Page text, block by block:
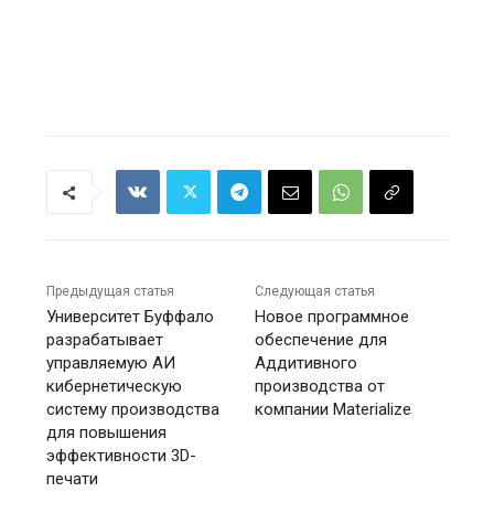
Предыдущая статья
Университет Буффало
разрабатывает
управляемую АИ
кибернетическую
систему производства
для повышения
эффективности 3D-
печати
Следующая статья
Новое программное
обеспечение для
Аддитивного
производства от
компании Materialize